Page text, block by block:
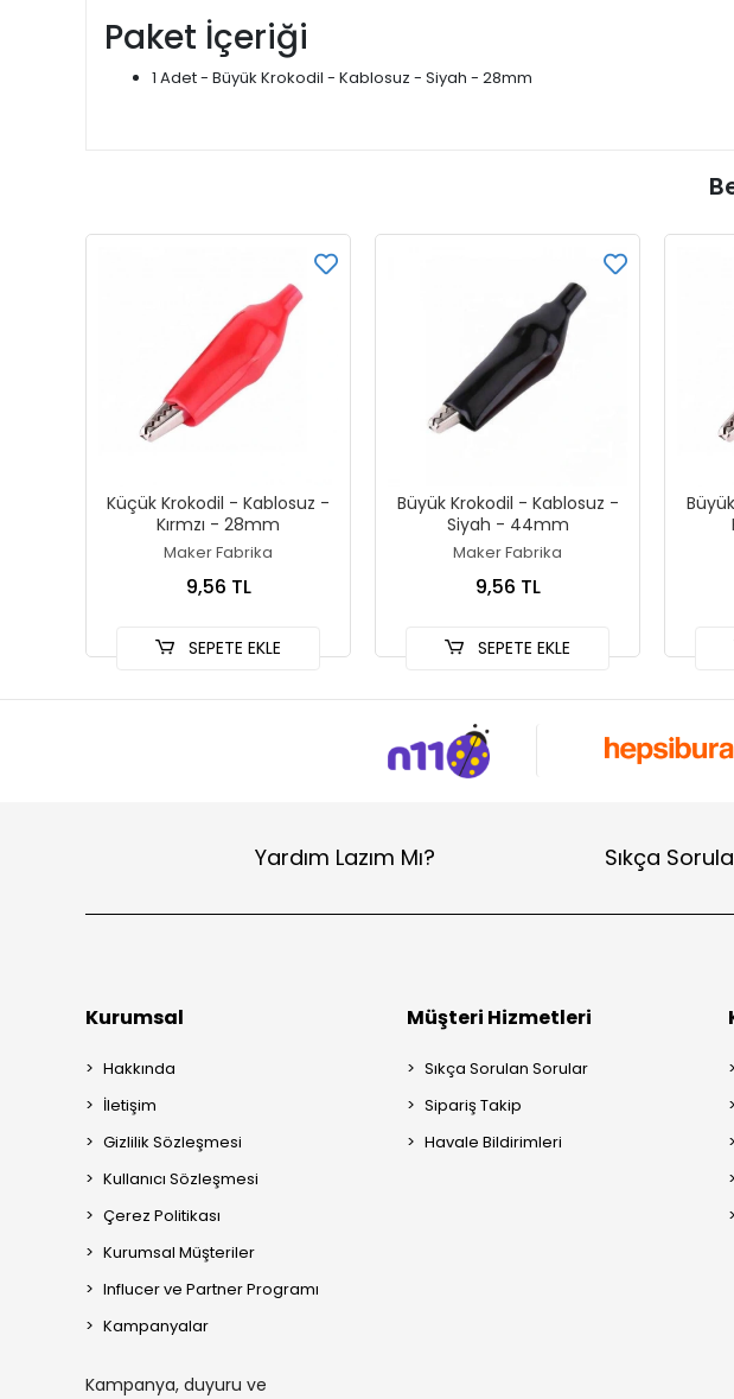
Paket İçeriği
1 Adet - Büyük Krokodil - Kablosuz - Siyah - 28mm
Küçük Krokodil - Kablosuz -
Kırmzı - 28mm
Maker Fabrika
9,56 TL
SEPETE EKLE
Büyük Krokodil - Kablosuz -
Siyah - 44mm
Maker Fabrika
9,56 TL
SEPETE EKLE
Yardım Lazım Mı? Sıkça
Kurumsal
Hakkında
İletişim
Gizlilik Sözleşmesi
Kullanıcı Sözleşmesi
Çerez Politikası
Kurumsal Müşteriler
Influcer ve Partner Programı
Kampanyalar
Kampanya, duyuru ve
Müşteri Hizmetleri
Sıkça Sorulan Sorular
Sipariş Takip
Havale Bildirimleri